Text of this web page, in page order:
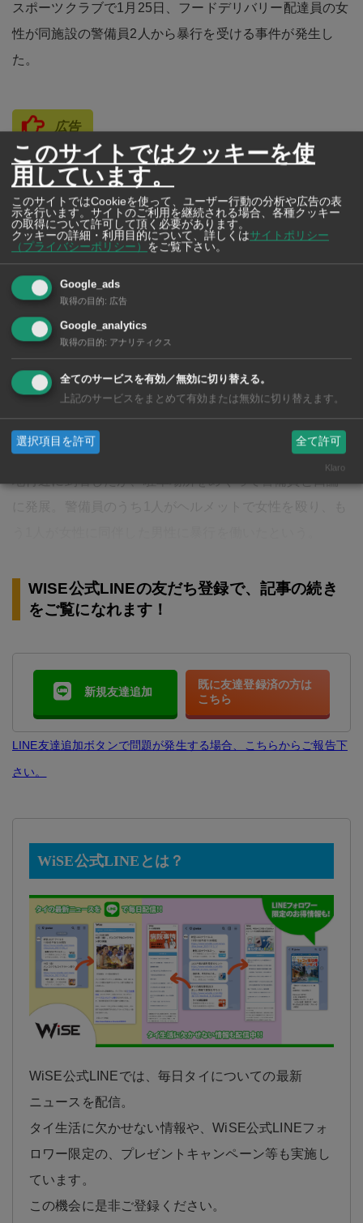
スポーツクラブで1月25日、フードデリバリー配達員の女
性が同施設の警備員2人から暴行を受ける事件が発生し
た。
広告
東京メガネ
安心の日本語対応でスペシャリストの日本人が常
駐
プロンポン駅前！他店で購入したメガネフレームの歪み
や曲がり、かけ心地の調整も対応します。
警察の取り調べによると、女性は配達のためバイクで敷
地付近に到着したが、駐車場所をめぐって警備員と口論
WISE公式LINEの友だち登録で、記事の続き
をご覧になれます！
新規友達追加
既に友達登録済の方は
こちら
LINE友達追加ボタンで問題が発生する場合、こちらからご報告下
さい。
WiSE公式LINEとは？
WiSE公式LINEでは、毎日タイについての最新
ニュースを配信。
タイ生活に欠かせない情報や、WiSE公式LINEフォ
ロワー限定の、プレゼントキャンペーン等も実施し
ています。
この機会に是非ご登録ください。
このサイトではクッキーを使
用しています。
このサイトではCookieを使って、ユーザー行動の分析や広告の表
示を行います。サイトのご利用を継続される場合、各種クッキー
の取得について許可して頂く必要があります。
クッキーの詳細・利用目的について、詳しくはサイトポリシー
（プライバシーポリシー）
をご覧下さい。
Google_ads
取得の目的: 広告
Google_analytics
取得の目的: アナリティクス
全てのサービスを有効／無効に切り替える。
上記のサービスをまとめて有効または無効に切り替えます。
選択項目を許可 全て許可
Klaro